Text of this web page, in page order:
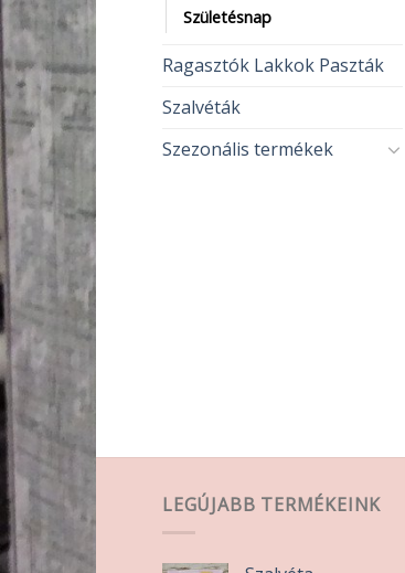
Születésnap
Ragasztók Lakkok Paszták
Szalvéták
Szezonális termékek
DEKORÁCIÓS KELLÉKEK
KOSÁRBA TESZEM
ELFOGYOTT
LEGÚJABB TERMÉKEINK